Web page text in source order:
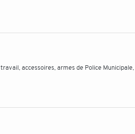
accessoires, armes de Police Municipale,